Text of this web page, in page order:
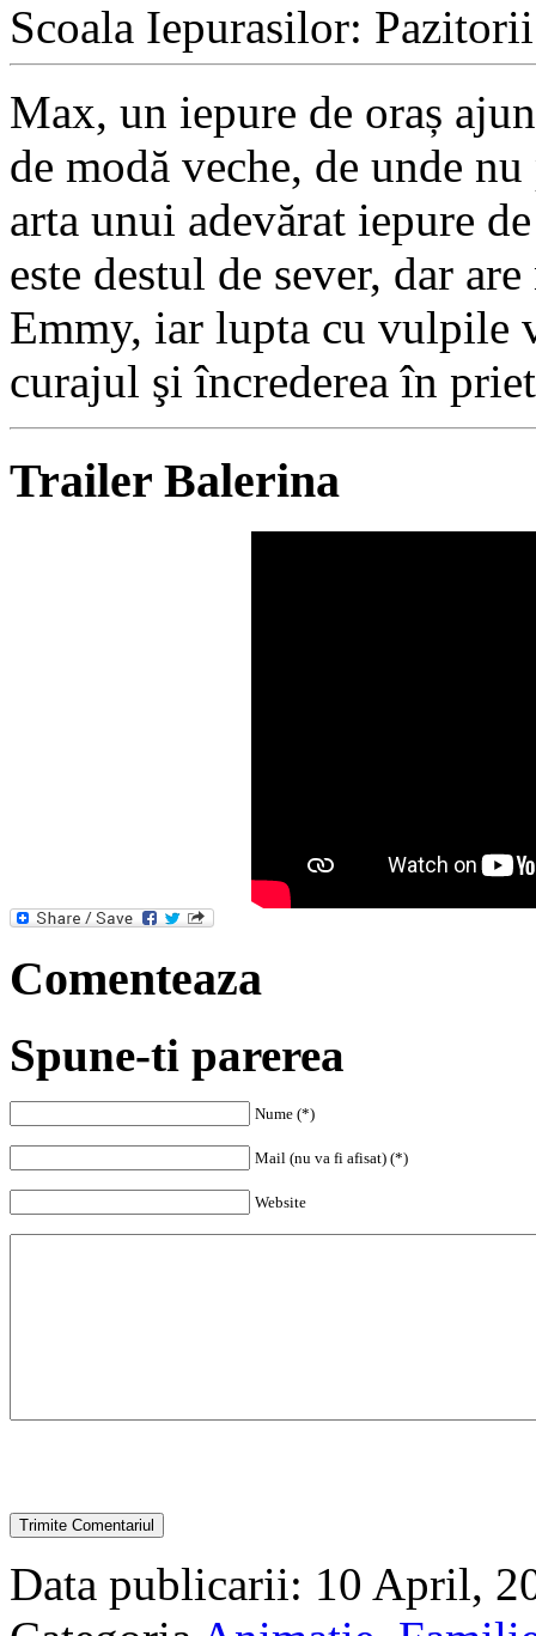
Scoala Iepurasilor:
Max, un iepure de oraș
de modă veche, de unde
arta unui adevărat iepure
este destul de sever, dar
Emmy, iar lupta cu vulpile
curajul şi încrederea în
Trailer Balerina
Comenteaza
Spune-ti parerea
Nume (*)
Mail (nu va fi afisat) (*)
Website
Data publicarii: 10 April,